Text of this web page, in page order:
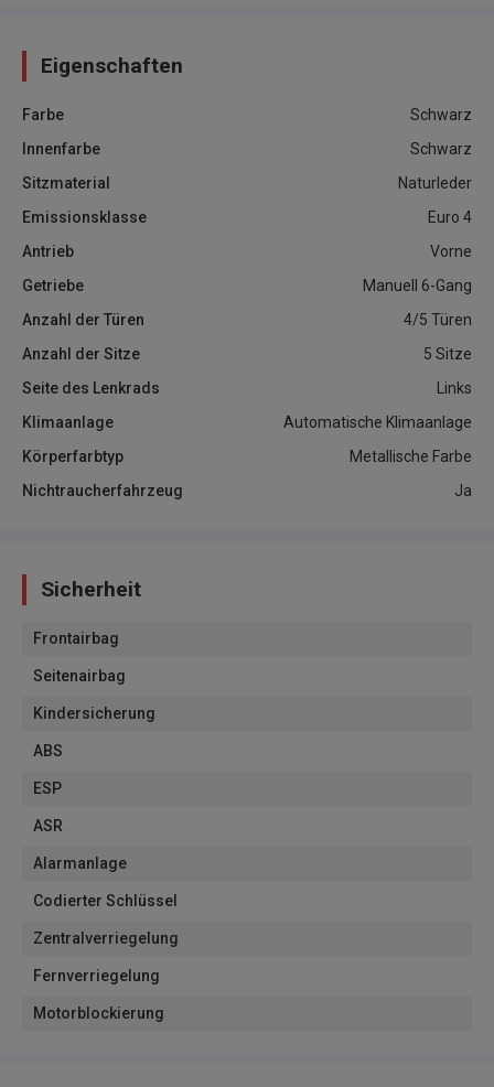
Eigenschaften
Farbe
Schwarz
Innenfarbe
Schwarz
Sitzmaterial
Naturleder
Emissionsklasse
Euro 4
Antrieb
Vorne
Getriebe
Manuell 6-Gang
Anzahl der Türen
4/5 Türen
Anzahl der Sitze
5 Sitze
Seite des Lenkrads
Links
Klimaanlage
Automatische Klimaanlage
Körperfarbtyp
Metallische Farbe
Nichtraucherfahrzeug
Ja
Sicherheit
Frontairbag
Seitenairbag
Kindersicherung
ABS
ESP
ASR
Alarmanlage
Codierter Schlüssel
Zentralverriegelung
Fernverriegelung
Motorblockierung